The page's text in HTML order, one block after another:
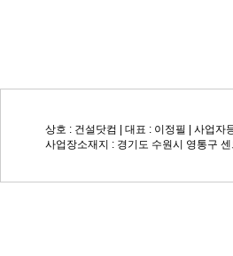
상호 : 건설닷컴 | 대표 : 이정필 | 사업
사업장소재지 : 경기도 수원시 영통구